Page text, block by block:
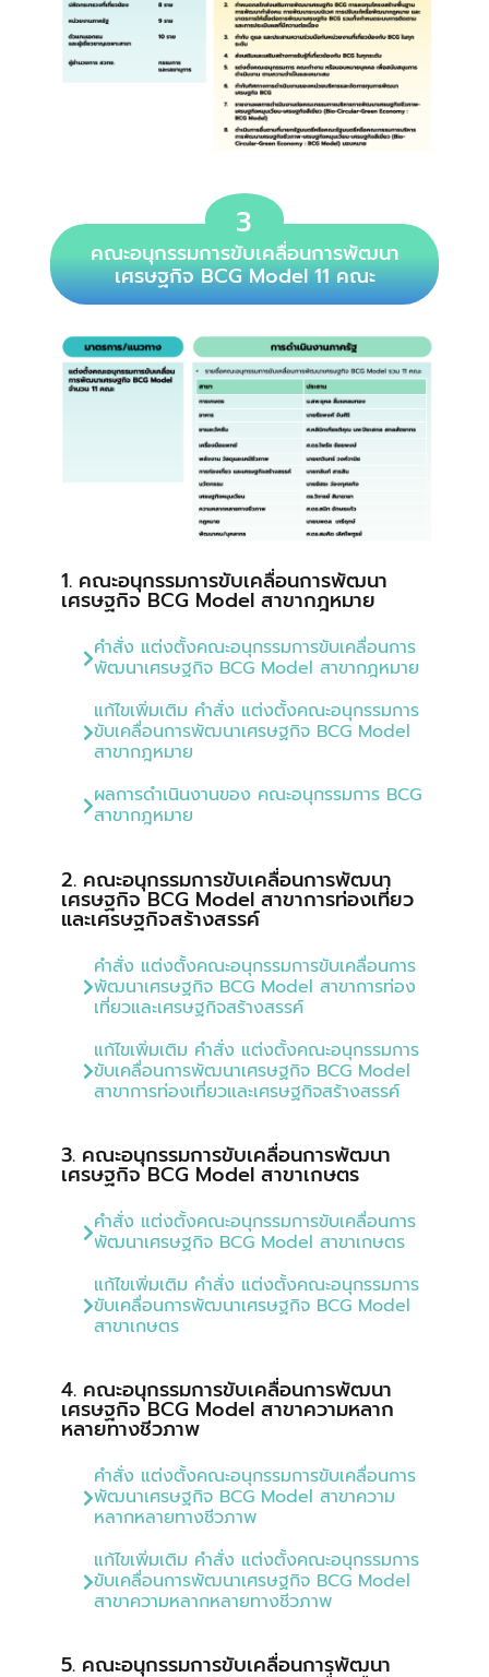
3
คณะอนุกรรมการขับเคลื่อนการพัฒนา
เศรษฐกิจ BCG Model 11 คณะ
1. คณะอนุกรรมการขับเคลื่อนการพัฒนา
เศรษฐกิจ BCG Model สาขากฎหมาย
คำสั่ง แต่งตั้งคณะอนุกรรมการขับเคลื่อนการ
พัฒนาเศรษฐกิจ BCG Model สาขากฎหมาย
แก้ไขเพิ่มเติม คำสั่ง แต่งตั้งคณะอนุกรรมการ
ขับเคลื่อนการพัฒนาเศรษฐกิจ BCG Model
สาขากฎหมาย
ผลการดำเนินงานของ คณะอนุกรรมการ BCG
สาขากฎหมาย
2. คณะอนุกรรมการขับเคลื่อนการพัฒนา
เศรษฐกิจ BCG Model สาขาการท่องเที่ยว
และเศรษฐกิจสร้างสรรค์
คำสั่ง แต่งตั้งคณะอนุกรรมการขับเคลื่อนการ
พัฒนาเศรษฐกิจ BCG Model สาขาการท่อง
เที่ยวและเศรษฐกิจสร้างสรรค์
แก้ไขเพิ่มเติม คำสั่ง แต่งตั้งคณะอนุกรรมการ
ขับเคลื่อนการพัฒนาเศรษฐกิจ BCG Model
สาขาการท่องเที่ยวและเศรษฐกิจสร้างสรรค์
3. คณะอนุกรรมการขับเคลื่อนการพัฒนา
เศรษฐกิจ BCG Model สาขาเกษตร
คำสั่ง แต่งตั้งคณะอนุกรรมการขับเคลื่อนการ
พัฒนาเศรษฐกิจ BCG Model สาขาเกษตร
แก้ไขเพิ่มเติม คำสั่ง แต่งตั้งคณะอนุกรรมการ
ขับเคลื่อนการพัฒนาเศรษฐกิจ BCG Model
สาขาเกษตร
4. คณะอนุกรรมการขับเคลื่อนการพัฒนา
เศรษฐกิจ BCG Model สาขาความหลาก
หลายทางชีวภาพ
คำสั่ง แต่งตั้งคณะอนุกรรมการขับเคลื่อนการ
พัฒนาเศรษฐกิจ BCG Model สาขาความ
หลากหลายทางชีวภาพ
แก้ไขเพิ่มเติม คำสั่ง แต่งตั้งคณะอนุกรรมการ
ขับเคลื่อนการพัฒนาเศรษฐกิจ BCG Model
สาขาความหลากหลายทางชีวภาพ
5. คณะอนุกรรมการขับเคลื่อนการพัฒนา